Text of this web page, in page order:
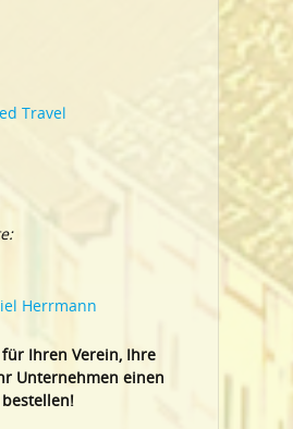
Travel
Herrmann
für Ihren Verein, Ihre
Unternehmen einen